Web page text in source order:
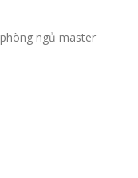
phòng ngủ master